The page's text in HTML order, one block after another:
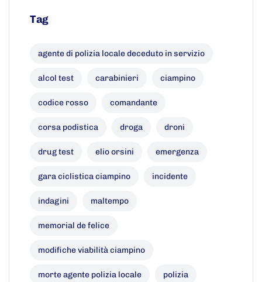
Tag
agente di polizia locale deceduto in servizio
alcol test carabinieri ciampino
codice rosso comandante
corsa podistica droga droni
drug test elio orsini emergenza
gara ciclistica ciampino incidente
indagini maltempo
memorial de felice
modifiche viabilità ciampino
morte agente polizia locale polizia